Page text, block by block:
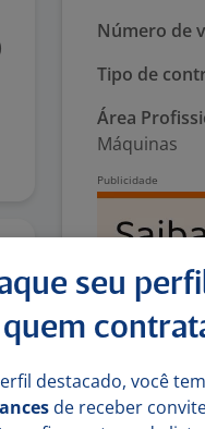
Número de
Tipo de
Área
Máquinas
seu
destacado, você
de receber